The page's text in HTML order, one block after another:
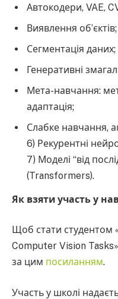
Автокодери, VAE,
Виявлення об’єктів;
Сегментація даних;
Генеративні
Мета-навчання:
адаптація;
Слабке навчання,
6) Рекурентні
7) Моделі “від
(Transformers).
Як взяти участь у
Щоб стати студентом
Computer Vision
за цим посиланням.
Участь у школі